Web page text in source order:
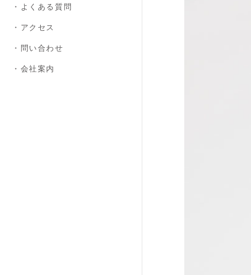
・よくある質問
・アクセス
・問い合わせ
・会社案内